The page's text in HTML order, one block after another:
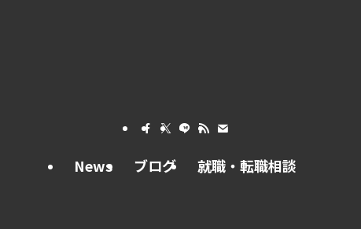
News ブログ 就職・転職相談